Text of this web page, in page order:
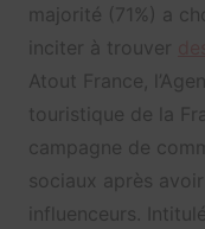
majorité (71%) a
inciter à trouver
Atout France,
touristique de la
campagne de
sociaux après
influenceurs.